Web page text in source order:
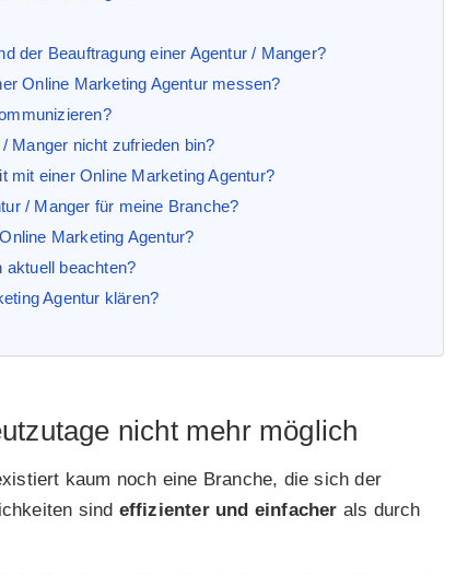
der Beauftragung einer Agentur / Manger?
Online Marketing Agentur messen?
Manger nicht zufrieden bin?
mit einer Online Marketing Agentur?
/ Manger für meine Branche?
Marketing Agentur?
aktuell beachten?
Agentur klären?
nicht mehr möglich
kaum noch eine Branche, die sich der
sind effizienter und einfacher als durch